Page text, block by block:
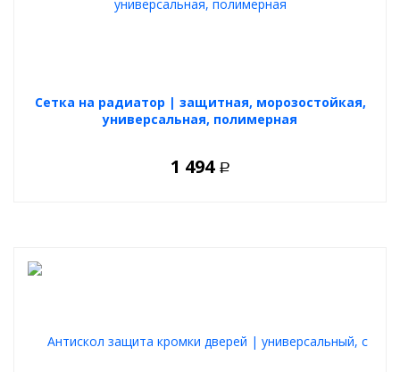
Cетка на радиатор | защитная, морозостойкая,
универсальная, полимерная
1 494 Р